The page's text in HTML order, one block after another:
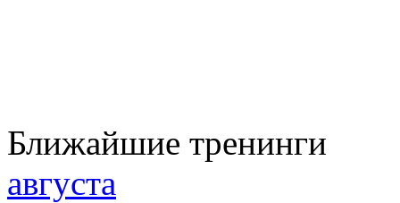
Ближайшие тренинги
августа